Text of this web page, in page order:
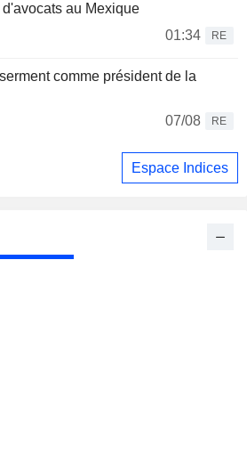
au Mexique
01:34
RE
comme président de la
07/08
RE
Espace Indices